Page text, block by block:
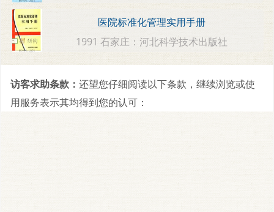
医院标准化管理实用手册
1991 石家庄：河北科学技术出版社
访客求助条款： 还望您仔细阅读以下条款，继续浏览或使
用服务表示其均得到您的认可：